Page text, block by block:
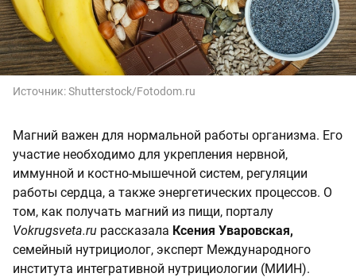
Источник:Shutterstock/Fotodom.ru
Магний важен для нормальной работы организма. Его
участие необходимо для укрепления нервной,
иммунной и костно-мышечной систем, регуляции
работы сердца, а также энергетических процессов. О
том, как получать магний из пищи, порталу
Vokrugsveta.ru рассказала Ксения Уваровская,
семейный нутрициолог, эксперт Международного
института интегративной нутрициологии (МИИН).